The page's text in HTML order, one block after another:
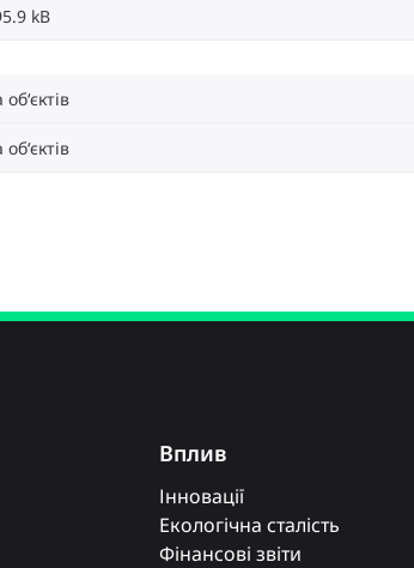
kB
об‘єктів
об‘єктів
Вплив
Інновації
Екологічна сталість
Фінансові звіти